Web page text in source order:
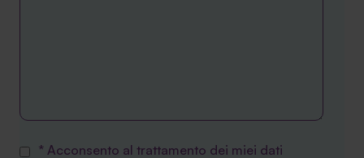
* Acconsento al trattamento dei miei dati